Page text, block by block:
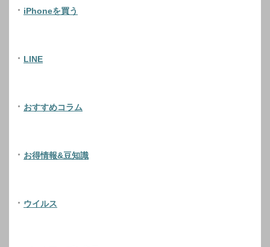
iPhoneを買う
LINE
おすすめコラム
お得情報&豆知識
ウイルス